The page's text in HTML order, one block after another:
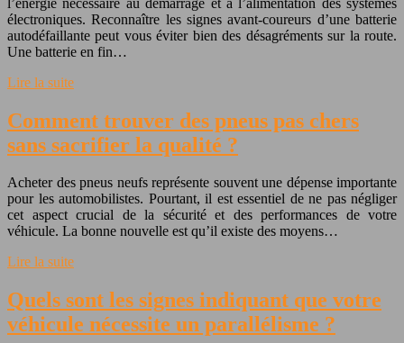
électroniques. Reconnaître les signes avant-coureurs d’une batterie
autodéfaillante peut vous éviter bien des désagréments sur la route.
Une batterie en fin…
Lire la suite
Comment trouver des pneus pas chers
sans sacrifier la qualité ?
Acheter des pneus neufs représente souvent une dépense importante
pour les automobilistes. Pourtant, il est essentiel de ne pas négliger
cet aspect crucial de la sécurité et des performances de votre
véhicule. La bonne nouvelle est qu’il existe des moyens…
Lire la suite
Quels sont les signes indiquant que votre
véhicule nécessite un parallélisme ?